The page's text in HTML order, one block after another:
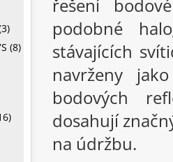
řešení
podobné
stávajících
navrženy
bodových
dosahují
na údržbu.
(8)